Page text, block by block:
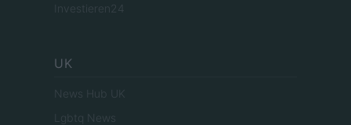
Investieren24
UK
News Hub UK
Lgbtq News